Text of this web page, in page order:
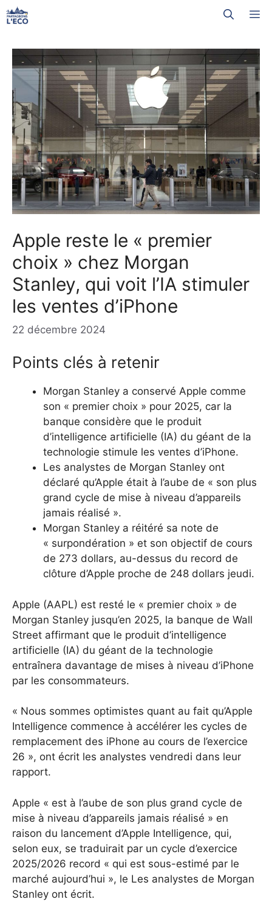
Aller
au
Apple reste le « premier
choix » chez Morgan
Stanley, qui voit l’IA stimuler
les ventes d’iPhone
22 décembre 2024
Points clés à retenir
Morgan Stanley a conservé Apple comme
son « premier choix » pour 2025, car la
banque considère que le produit
d’intelligence artificielle (IA) du géant de la
technologie stimule les ventes d’iPhone.
Les analystes de Morgan Stanley ont
déclaré qu’Apple était à l’aube de « son plus
grand cycle de mise à niveau d’appareils
jamais réalisé ».
Morgan Stanley a réitéré sa note de
« surpondération » et son objectif de cours
de 273 dollars, au-dessus du record de
clôture d’Apple proche de 248 dollars jeudi.
Apple (AAPL) est resté le « premier choix » de
Morgan Stanley jusqu’en 2025, la banque de Wall
Street affirmant que le produit d’intelligence
artificielle (IA) du géant de la technologie
entraînera davantage de mises à niveau d’iPhone
par les consommateurs.
« Nous sommes optimistes quant au fait qu’Apple
Intelligence commence à accélérer les cycles de
remplacement des iPhone au cours de l’exercice
26 », ont écrit les analystes vendredi dans leur
rapport.
Apple « est à l’aube de son plus grand cycle de
mise à niveau d’appareils jamais réalisé » en
raison du lancement d’Apple Intelligence, qui,
selon eux, se traduirait par un cycle d’exercice
2025/2026 record « qui est sous-estimé par le
marché aujourd’hui », le Les analystes de Morgan
Stanley ont écrit.